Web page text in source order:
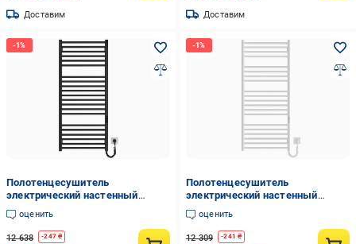
Доставим Доставим
Полотенцесушитель
электрический настенный
HYGGE FAMILY Derby
1170х530х80 мм Черный
(35111440)
оценить
12 638 -247 ₴
Полотенцесушитель
электрический настенный
HYGGE FAMILY Greenwich
1170х530х80 мм Белый
(35111417)
оценить
12 309 -241 ₴